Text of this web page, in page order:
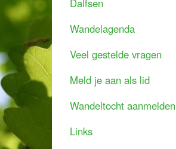
Dalfsen
Wandelagenda
Veel gestelde vragen
Meld je aan als lid
Wandeltocht aanmelden
Links